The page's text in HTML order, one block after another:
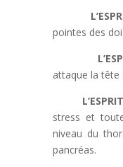
pointes des
attaque la tête
stress et
niveau du
pancréas.